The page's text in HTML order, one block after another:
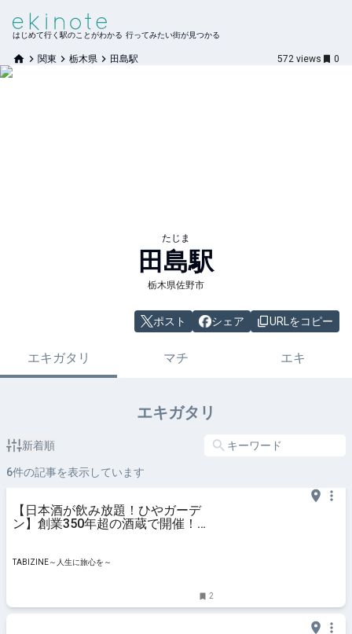
はじめて行く駅のことがわかる 行ってみたい街が見つかる
関東 栃木県 田島駅 572 views 0
たじま
田島駅
栃木県佐野市
ポスト シェア URLをコピー
エキガタリ マチ エキ
エキガタリ
新着順
6件の記事を表示しています
【日本酒が飲み放題！ひやガーデ
ン】創業350年超の酒蔵で開催！今
TABIZINE～人生に旅心を～
2